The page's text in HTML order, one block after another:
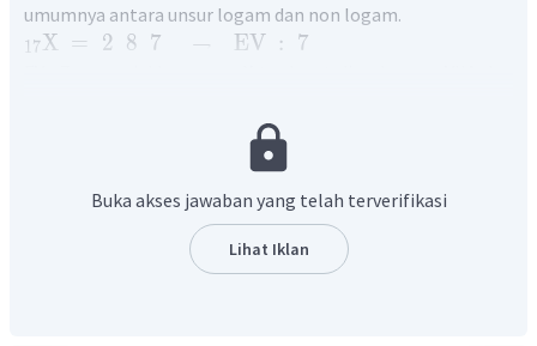
umumnya antara unsur logam dan non logam.
17X = 2 8 7 → EV : 7
Pada pilihan jawaban agar terbentuk ikatan ion, maka
unsur X harus berikatan dengan
= 2 8 1
EV : 1 menunjukkan Na terdapat di golongan IA dan
merupakan unsur logam.
Oleh karena itu, jawaban yang benar adalah C.
Buka akses jawaban yang telah terverifikasi
Lihat Iklan